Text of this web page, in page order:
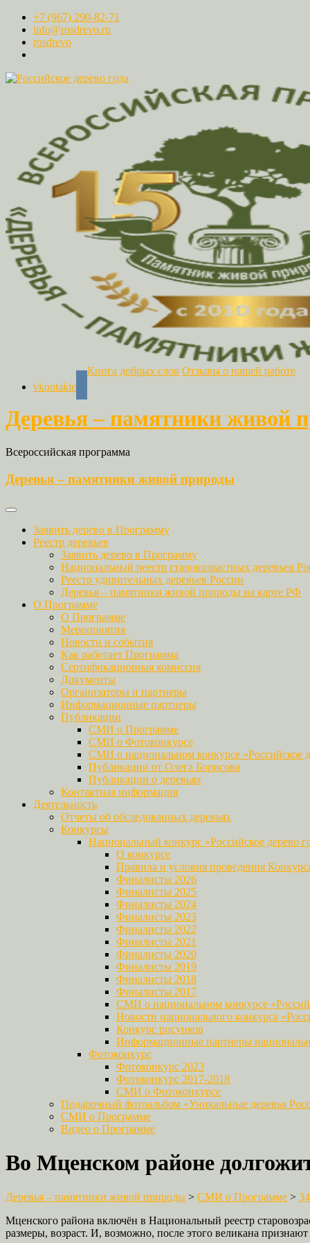
+7 (967) 290-82-71
info@rosdrevo.ru
rosdrevo
vkontakte
Книга добрых слов Отзывы о нашей работе
Деревья – памятники живой
Всероссийская программа
Деревья – памятники живой природы
Заявить дерево в Программу
Реестр деревьев
Заявить дерево в Программу
Национальный реестр старовозрастных деревьев
Реестр удивительных деревьев России
Деревья – памятники живой природы на карте РФ
О Программе
О Программе
Мероприятия
Новости и события
Как работает Программа
Сертификационная комиссия
Документы
Организаторы и партнеры
Информационные партнеры
Публикации
СМИ о Программе
СМИ о Фотоконкурсе
СМИ о национальном конкурсе «Российское
Публикации от Олега Борисова
Публикации о деревьях
Контактная информация
Деятельность
Отчеты об обследованных деревьях
Конкурсы
Национальный конкурс «Российское дерево
О конкурсе
Правила и условия проведения
Финалисты 2026
Финалисты 2025
Финалисты 2024
Финалисты 2023
Финалисты 2022
Финалисты 2021
Финалисты 2020
Финалисты 2019
Финалисты 2018
Финалисты 2017
СМИ о национальном конкурсе
Новости национального конкурса
Конкурс рисунков
Информационные партнеры
Фотоконкурс
Фотоконкурс 2023
Фотоконкурс 2017-2018
СМИ о Фотоконкурсе
Подарочный фотоальбом «Уникальные деревья
СМИ о Программе
Видео о Программе
Во Мценском районе
Деревья – памятники живой природы > СМИ о Программе >
Мценского района включён в Национальный реестр
размеры, возраст. И, возможно, после этого великана